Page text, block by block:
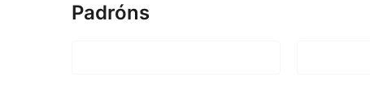
Padróns